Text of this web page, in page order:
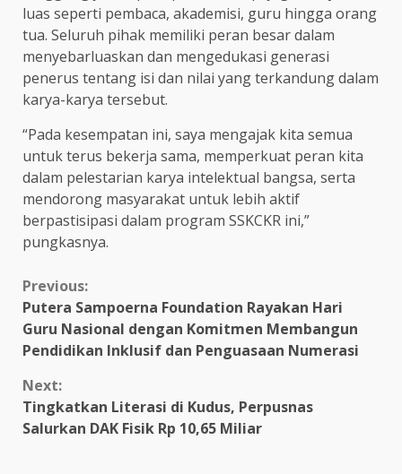
luas seperti pembaca, akademisi, guru hingga orang
tua. Seluruh pihak memiliki peran besar dalam
menyebarluaskan dan mengedukasi generasi
penerus tentang isi dan nilai yang terkandung dalam
karya-karya tersebut.
“Pada kesempatan ini, saya mengajak kita semua
untuk terus bekerja sama, memperkuat peran kita
dalam pelestarian karya intelektual bangsa, serta
mendorong masyarakat untuk lebih aktif
berpastisipasi dalam program SSKCKR ini,”
pungkasnya.
Continue
Reading
Previous:
Putera Sampoerna Foundation Rayakan Hari
Guru Nasional dengan Komitmen Membangun
Pendidikan Inklusif dan Penguasaan Numerasi
Next:
Tingkatkan Literasi di Kudus, Perpusnas
Salurkan DAK Fisik Rp 10,65 Miliar